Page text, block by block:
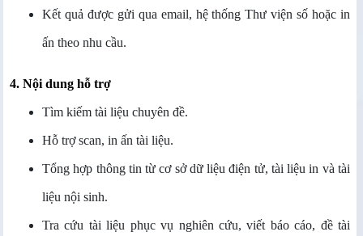
Kết quả được gửi qua email, hệ thống Thư viện số hoặc in
ấn theo nhu cầu.
4. Nội dung hỗ trợ
Tìm kiếm tài liệu chuyên đề.
Hỗ trợ scan, in ấn tài liệu.
Tổng hợp thông tin từ cơ sở dữ liệu điện tử, tài liệu in và tài
liệu nội sinh.
Tra cứu tài liệu phục vụ nghiên cứu, viết báo cáo, đề tài